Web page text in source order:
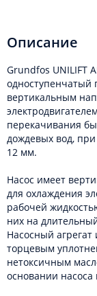
Описание
Grundfos UNILIFT
одноступенчатый
вертикальным
перекачивания
дождевых вод,
12 мм.
Насос имеет
для охлаждения
рабочей
них на
Насосный
торцевым
нетоксичным
основании насоса